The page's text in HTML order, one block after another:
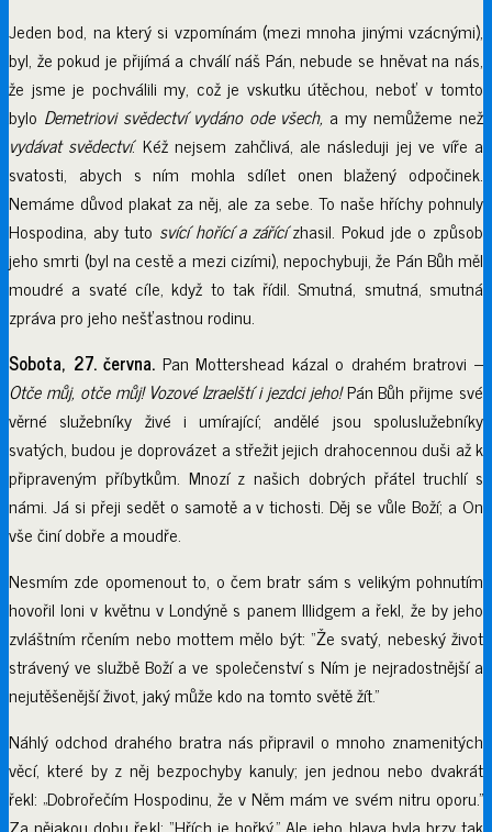
Jeden bod, na který si vzpomínám (mezi mnoha jinými vzácnými),
byl, že pokud je přijímá a chválí náš Pán, nebude se hněvat na nás,
že jsme je pochválili my, což je vskutku útěchou, neboť v tomto
bylo Demetriovi svědectví vydáno ode všech, a my nemůžeme než
vydávat svědectví. Kéž nejsem zahčlivá, ale následuji jej ve víře a
svatosti, abych s ním mohla sdílet onen blažený odpočinek.
Nemáme důvod plakat za něj, ale za sebe. To naše hříchy pohnuly
Hospodina, aby tuto svící hořící a zářícízhasil. Pokud jde o způsob
jeho smrti (byl na cestě a mezi cizími), nepochybuji, že Pán Bůh měl
moudré a svaté cíle, když to tak řídil. Smutná, smutná, smutná
zpráva pro jeho nešťastnou rodinu.
Sobota, 27. června. Pan Mottershead kázal o drahém bratrovi –
Otče můj, otče můj! Vozové Izraelští i jezdci jeho!Pán Bůh přijme své
věrné služebníky živé i umírající; andělé jsou spoluslužebníky
svatých, budou je doprovázet a střežit jejich drahocennou duši až k
připraveným příbytkům. Mnozí z našich dobrých přátel truchlí s
námi. Já si přeji sedět o samotě a v tichosti. Děj se vůle Boží; a On
vše činí dobře a moudře.
Nesmím zde opomenout to, o čem bratr sám s velikým pohnutím
hovořil loni v květnu v Londýně s panem Illidgem a řekl, že by jeho
zvláštním rčením nebo mottem mělo být: “Že svatý, nebeský život
strávený ve službě Boží a ve společenství s Ním je nejradostnější a
nejutěšenější život, jaký může kdo na tomto světě žít.”
Náhlý odchod drahého bratra nás připravil o mnoho znamenitých
věcí, které by z něj bezpochyby kanuly; jen jednou nebo dvakrát
řekl: „Dobrořečím Hospodinu, že v Něm mám ve svém nitru oporu.”
Za nějakou dobu řekl: “Hřích je hořký.” Ale jeho hlava byla brzy tak